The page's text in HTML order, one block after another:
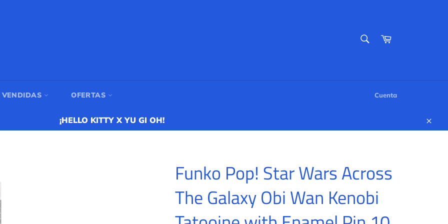
Carrito
VENDIDAS OFERTAS Cuenta
¡HELLO KITTY X YU GI OH!
Funko Pop! Star Wars Across
The Galaxy Obi Wan Kenobi